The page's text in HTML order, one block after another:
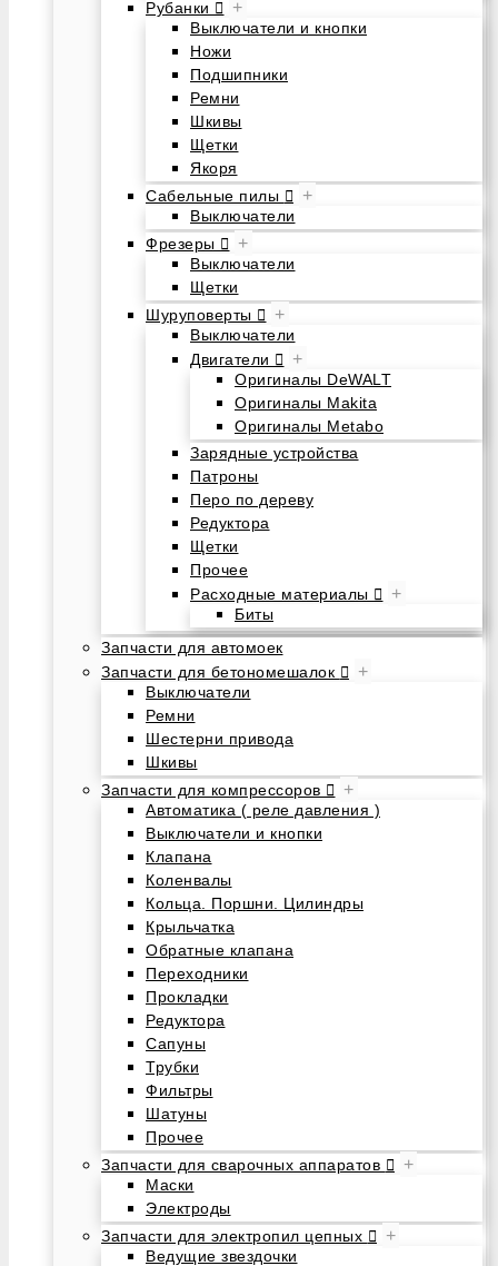
Рубанки +
Выключатели и кнопки
Ножи
Подшипники
Ремни
Шкивы
Щетки
Якоря
Сабельные пилы
+
Выключатели
Фрезеры
+
Выключатели
Щетки
Шуруповерты
+
Выключатели
Двигатели
+
Оригиналы DeWALT
Оригиналы Makita
Оригиналы Metabo
Зарядные устройства
Патроны
Перо по дереву
Редуктора
Щетки
Прочее
Расходные материалы
+
Биты
Запчасти для автомоек
Запчасти для бетономешалок
+
Выключатели
Ремни
Шестерни привода
Шкивы
Запчасти для компрессоров
+
Автоматика ( реле давления )
Выключатели и кнопки
Клапана
Коленвалы
Кольца. Поршни. Цилиндры
Крыльчатка
Обратные клапана
Переходники
Прокладки
Редуктора
Сапуны
Трубки
Фильтры
Шатуны
Прочее
Запчасти для сварочных аппаратов
+
Маски
Электроды
Запчасти для электропил цепных
+
Ведущие звездочки